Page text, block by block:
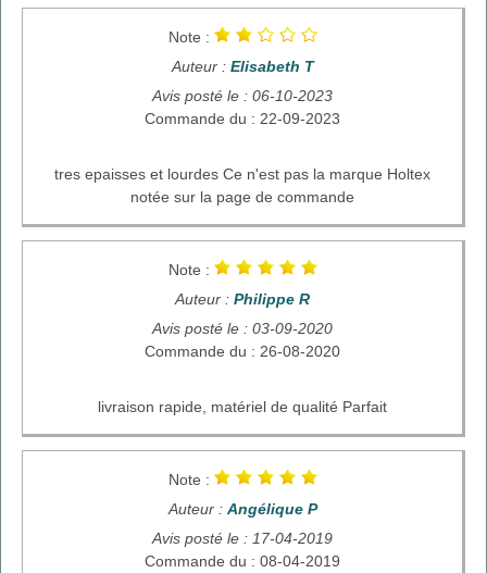
Note :
Auteur : Elisabeth T
Avis posté le : 06-10-2023
Commande du : 22-09-2023
tres epaisses et lourdes Ce n'est pas la marque Holtex
notée sur la page de commande
Note :
Auteur : Philippe R
Avis posté le : 03-09-2020
Commande du : 26-08-2020
livraison rapide, matériel de qualité Parfait
Note :
Auteur : Angélique P
Avis posté le : 17-04-2019
Commande du : 08-04-2019